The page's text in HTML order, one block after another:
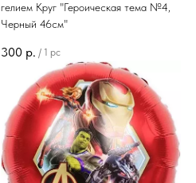
гелием Круг "Героическая тема №4,
Черный 46см"
300 р. / 1 pc